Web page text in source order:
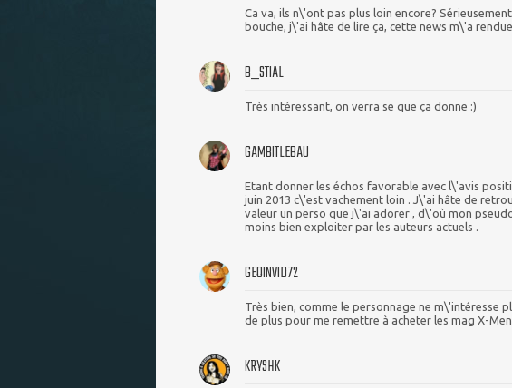
Ca va, ils n\'ont pas plus loin encore?
bouche, j\'ai hâte de lire ça, cette news m\'a
B_STIAL
Très intéressant, on verra se que ça donne :)
GAMBITLEBAU
Etant donner les échos favorable avec l\'avis
juin 2013 c\'est vachement loin . J\'ai hâte de
valeur un perso que j\'ai adorer , d\'où mon
moins bien exploiter par les auteurs actuels .
GEOINVID72
Très bien, comme le personnage ne m\'intéresse
de plus pour me remettre à acheter les mag X-Men
KRYSHK